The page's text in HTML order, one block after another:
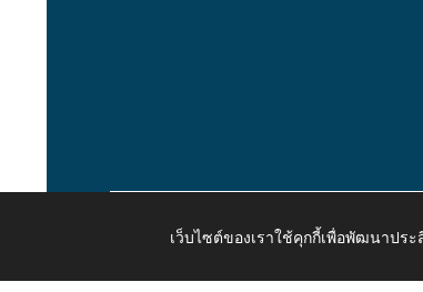
Copyright © 2026 All Right Resive http://
เว็บไซต์ของเราใช้คุกกี้เพื่อพัฒนาปร